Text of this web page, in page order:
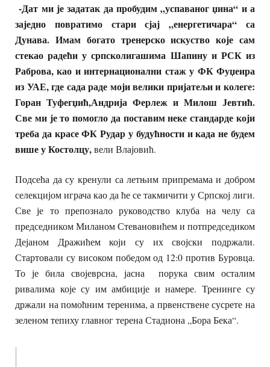
-Дат ми је задатак да пробудим „успаваног џина“ и а
заједно повратимо стари сјај „енергетичара“ са
Дунава. Имам богато тренерско искуство које сам
стекао радећи у српсколигашима Шапину и РСК из
Раброва, као и интернационални стаж у ФК Фуџеира
из УАЕ, где сада раде моји велики пријатељи и колеге:
Горан Туфегџић,Андрија Ферлеж и Милош Јевтић.
Све ми је то помогло да поставим неке стандарде који
треба да красе ФК Рудар у будућности и када не будем
више у Костолцу,вели Влајовић.
Подсећа да су кренули са летњим припремама и добром
селекцијом играча као да ће се такмичити у Српској лиги.
Све је то препознало руководство клуба на челу са
председником Миланом Стевановићем и потпредседиком
Дејаном Дражићем који су их својски подржали.
Стартовали су високом победом од 12:0 против Буровца.
То је била својеврсна, јасна порука свим осталим
ривалима које су им амбиције и намере. Тренинге су
држали на помоћним теренима, а првенствене сусрете на
зеленом тепиху главног терена Стадиона „Бора Бека“.